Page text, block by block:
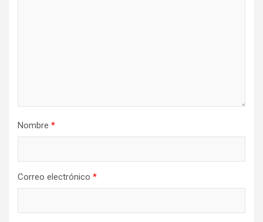
Nombre *
Correo electrónico *